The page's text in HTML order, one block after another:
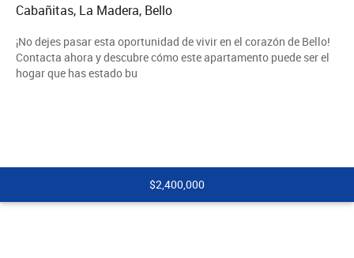
Cabañitas, La Madera, Bello
¡No dejes pasar esta oportunidad de vivir en el corazón de Bello!
Contacta ahora y descubre cómo este apartamento puede ser el
hogar que has estado bu
$2,400,000